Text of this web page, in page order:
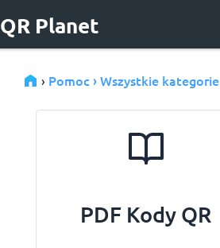
QR Planet
› Pomoc › Wszystkie kategorie
PDF Kody QR